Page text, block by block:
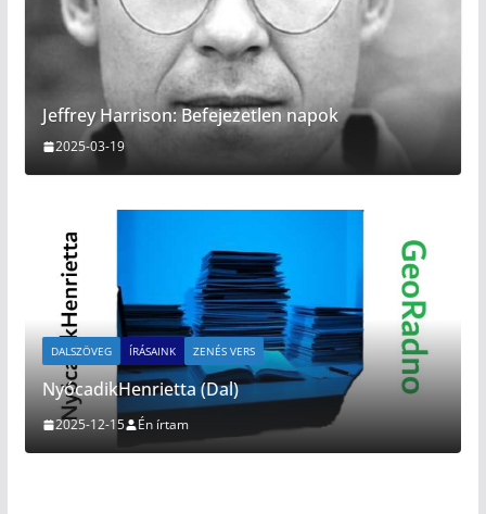
Jeffrey Harrison: Befejezetlen napok
2025-03-19
DALSZÖVEG ÍRÁSAINK ZENÉS VERS
NyócadikHenrietta (Dal)
2025-12-15 Én írtam